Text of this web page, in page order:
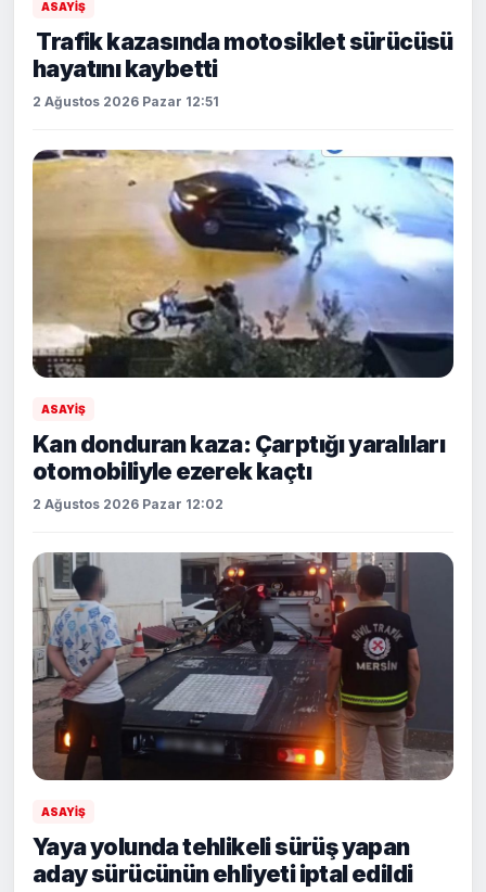
ASAYİŞ
Trafik kazasında motosiklet sürücüsü
hayatını kaybetti
2 Ağustos 2026 Pazar 12:51
ASAYİŞ
Kan donduran kaza: Çarptığı yaralıları
otomobiliyle ezerek kaçtı
2 Ağustos 2026 Pazar 12:02
ASAYİŞ
Yaya yolunda tehlikeli sürüş yapan
aday sürücünün ehliyeti iptal edildi